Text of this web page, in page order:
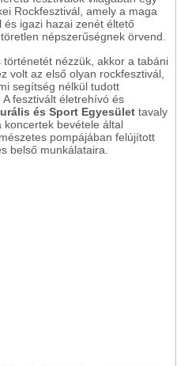
Rockfesztivál, amely a maga
igazi hazai zenét éltető
népszerűségnek örvend.
nézzük, akkor a tabáni
volt az első olyan rockfesztivál,
segítség nélkül tudott
fesztivált életrehívó és
és Sport Egyesület tavaly
koncertek bevétele által
pompájában felújított
belső munkálataira.